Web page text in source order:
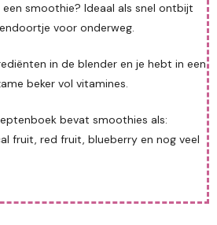
smoothie? Ideaal als snel ontbijt
voor onderweg.
in de blender en je hebt in een
beker vol vitamines.
bevat smoothies als:
fruit, red fruit, blueberry en nog veel